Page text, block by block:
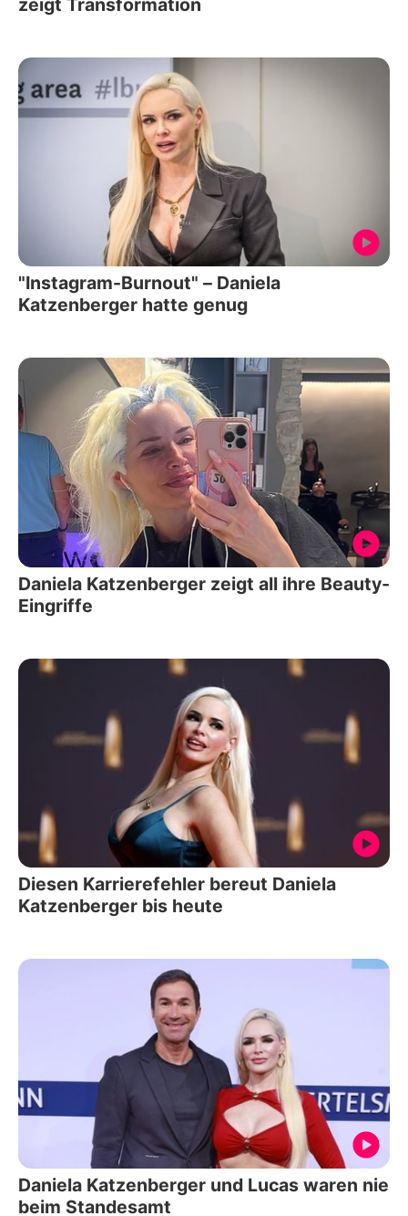
zeigt Transformation
"Instagram-Burnout" – Daniela
Katzenberger hatte genug
Daniela Katzenberger zeigt all ihre Beauty-
Eingriffe
Diesen Karrierefehler bereut Daniela
Katzenberger bis heute
Daniela Katzenberger und Lucas waren nie
beim Standesamt